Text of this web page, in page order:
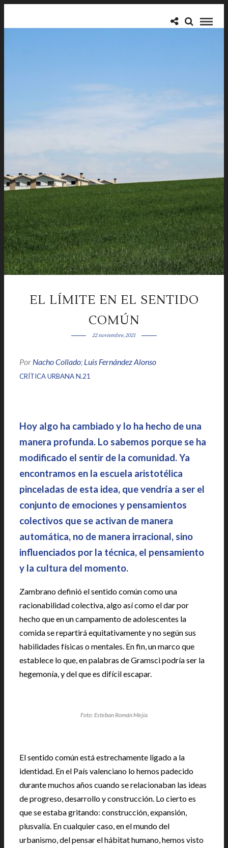
EL LÍMITE EN EL SENTIDO
COMÚN
22 noviembre, 2021
Por Nacho Collado; Luis Fernández Alonso
CRÍTICA URBANA N.21
Hoy algo ha cambiado y lo ha hecho de una
manera profunda. Lo sabemos porque se ha
modificado el sentir de la comunidad. Ya
encontramos en la escuela aristotélica
pinceladas de esta idea, que vendría a ser el
conjunto de emociones y pensamientos
colectivos que se activan de manera
automática, no de manera irracional, sino
influenciados por la técnica, el pensamiento
y la cultura del momento.
Zambrano definió el sentido común como una
racionabilidad colectiva, algo así como el dar por
hecho que en un campamento de adolescentes la
comida se repartirá equitativamente y no según sus
habilidades físicas o mentales. En fin, un marco que
establece lo que, en palabras de Gramsci podría ser la
hegemonía, y del que es difícil escapar.
Foto: Esteban Román Mejía
El sentido común está estrechamente ligado a la
identidad. En el País valenciano lo hemos padecido
durante muchos años cuando se relacionaban las ideas
de progreso, desarrollo y construcción. Lo cierto es
que se estaba gritando: construcción, expansión,
plusvalía. En cualquier caso, en el mundo del
urbanismo, del pensar el hábitat humano, hemos visto